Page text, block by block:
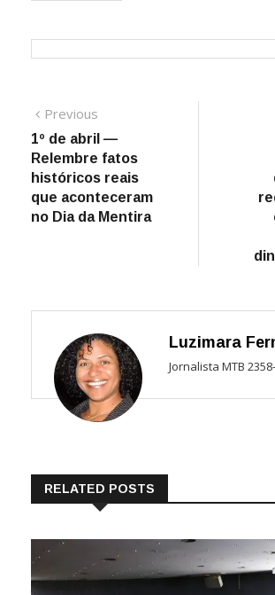
Navegação
de
Post
Previous
post:
1º de abril —
Relembre fatos
históricos reais
que aconteceram
no Dia da Mentira
Luzimara
Jornalista MTB
RELATED POSTS